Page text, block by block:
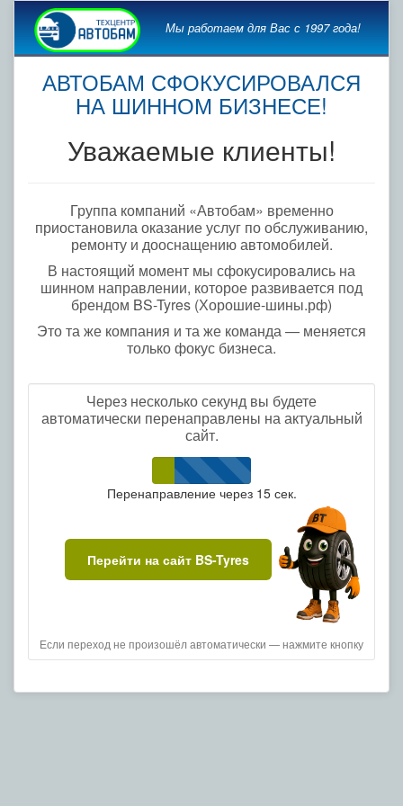
Мы работаем для Вас с 1997 года!
АВТОБАМ СФОКУСИРОВАЛСЯ
НА ШИННОМ БИЗНЕСЕ!
Уважаемые клиенты!
Группа компаний «Автобам» временно
приостановила оказание услуг по обслуживанию,
ремонту и дооснащению автомобилей.
В настоящий момент мы сфокусировались на
шинном направлении, которое развивается под
брендом BS-Tyres (Хорошие-шины.рф)
Это та же компания и та же команда — меняется
только фокус бизнеса.
Через несколько секунд вы будете
автоматически перенаправлены на актуальный
сайт.
Перенаправление через 15сек.
Перейти на сайт BS-Tyres
Если переход не произошёл автоматически — нажмите кнопку